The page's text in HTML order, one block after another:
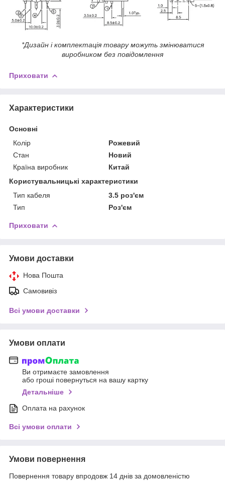
*Дизайн і комплектація товару можуть змінюватися
виробником без повідомлення
Приховати
Характеристики
Основні
Колір
Рожевий
Стан
Новий
Країна виробник
Китай
Користувальницькі характеристики
Тип кабеля
3.5 роз'єм
Тип
Роз'єм
Приховати
Умови доставки
Нова Пошта
Самовивіз
Всі умови доставки
Умови оплати
Ви отримаєте замовлення
або гроші повернуться на вашу картку
Детальніше
Оплата на рахунок
Всі умови оплати
Умови повернення
Повернення товару впродовж 14 днів за домовленістю